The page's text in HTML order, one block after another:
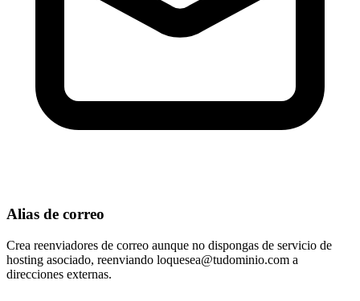
Alias de correo
Crea reenviadores de correo aunque no dispongas de servicio de
hosting asociado, reenviando loquesea@tudominio.com a
direcciones externas.